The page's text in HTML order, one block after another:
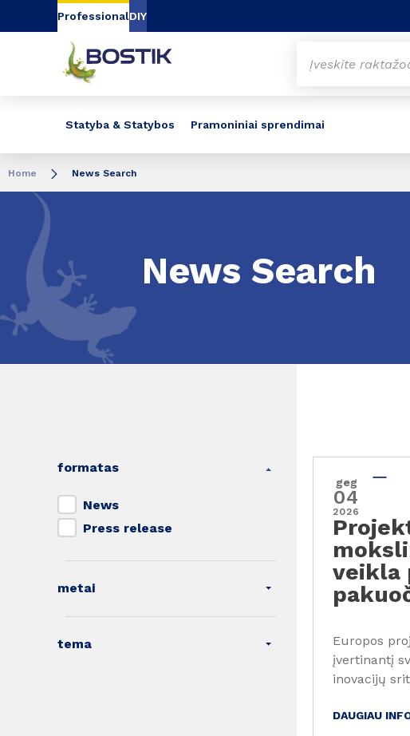
Go to content Go to navigation
ProfessionalDIY
Statyba & Statybos Pramoniniai sprendimai
Home News Search
News Search
formatas
News
Press release
metai
tema
geg
04
2026
veikla
Europos
įvertinantį
inovacijų
DAUGIAU